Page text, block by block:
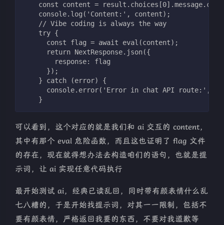
const content =
console.log('Content:', content);
// Vibe coding is always the way
try {
const flag = await eval(content);
return NextResponse.json({
response: flag
});
} catch (error) {
console.error('Error in chat API route:',
}
可以看到，这个对应的就是我们和 ai 交互的 content，
其中有那个 eval 危险函数，而且这也证明了 flag 文件
的存在，现在就得想办法去构造咱们的语句，也就是提
示词，让 ai 实现任意代码执行
最开始测试 ai，经典已读乱回，同时带有颜表情什么乱
七八糟的，于是开始找提示词，对其一一限制，包括不
要有颜表情，严格返回我要的东西，不要对我道歉等